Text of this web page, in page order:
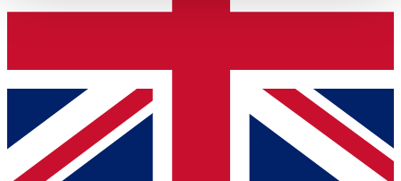
haben oder die sie im Rahmen Ihrer Nutzung der Dienste